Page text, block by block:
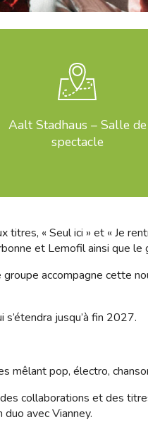
Aalt Stadhaus – Salle de
spectacle
« Seul ici » et « Je
et Lemofil ainsi que le
accompagne cette
jusqu’à fin 2027.
mêlant pop, électro,
collaborations et des
avec Vianney.